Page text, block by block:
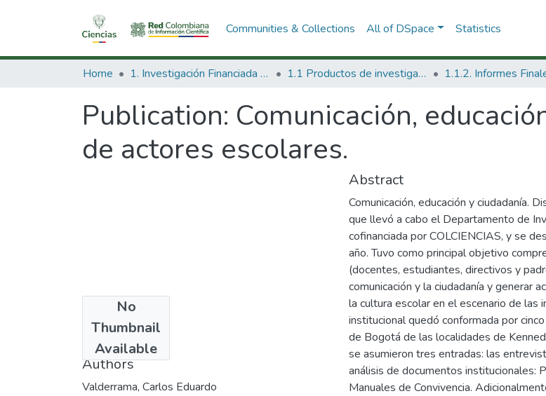
Communities & Collections All of DSpace Statistics
Home 1. Investigación Financiada con Recursos Públicos 1.1 Productos de investigación 1.1.2. Informes
Publication: Comunicación,
de actores escolares.
No
Thumbnail
Available
2003
Authors
Valderrama, Carlos Eduardo
Abstract
Comunicación, educación y ciudadanía.
que llevó a cabo el Departamento de
cofinanciada por COLCIENCIAS, y se
año. Tuvo como principal objetivo
(docentes, estudiantes, directivos y
comunicación y la ciudadanía y generar
la cultura escolar en el escenario de
institucional quedó conformada por
de Bogotá de las localidades de
se asumieron tres entradas: las
análisis de documentos institucionales:
Manuales de Convivencia.